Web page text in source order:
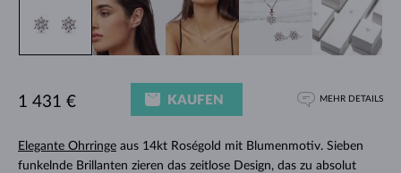
Elegante Ohrringeaus 14kt Roségold mit Blumenmotiv. Sieben
funkelnde Brillanten zieren das zeitlose Design, das zu absolut
1 431 € KAUFEN MEHR DETAILS